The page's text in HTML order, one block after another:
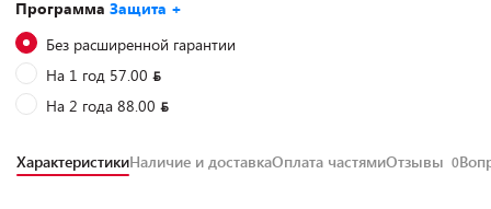
Программа Защита +
Без расширенной гарантии
На 1 год 57.00
На 2 года 88.00
ХарактеристикиНаличие и доставкаОплата частямиОтзывы 0